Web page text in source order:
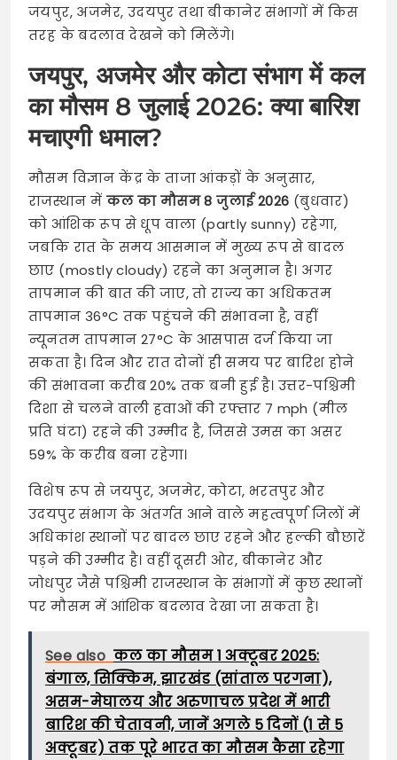
जयपुर, अजमेर, उदयपुर तथा बीकानेर संभागों में किस
तरह के बदलाव देखने को मिलेंगे।
जयपुर, अजमेर और कोटा संभाग में कल
का मौसम 8 जुलाई 2026: क्या बारिश
मचाएगी धमाल?
मौसम विज्ञान केंद्र के ताजा आंकड़ों के अनुसार,
राजस्थान में कल का मौसम 8 जुलाई 2026 (बुधवार)
को आंशिक रूप से धूप वाला (partly sunny) रहेगा,
जबकि रात के समय आसमान में मुख्य रूप से बादल
छाए (mostly cloudy) रहने का अनुमान है। अगर
तापमान की बात की जाए, तो राज्य का अधिकतम
तापमान 36°C तक पहुंचने की संभावना है, वहीं
न्यूनतम तापमान 27°C के आसपास दर्ज किया जा
सकता है। दिन और रात दोनों ही समय पर बारिश होने
की संभावना करीब 20% तक बनी हुई है। उत्तर-पश्चिमी
दिशा से चलने वाली हवाओं की रफ्तार 7 mph (मील
प्रति घंटा) रहने की उम्मीद है, जिससे उमस का असर
59% के करीब बना रहेगा।
विशेष रूप से जयपुर, अजमेर, कोटा, भरतपुर और
उदयपुर संभाग के अंतर्गत आने वाले महत्वपूर्ण जिलों में
अधिकांश स्थानों पर बादल छाए रहने और हल्की बौछारें
पड़ने की उम्मीद है। वहीं दूसरी ओर, बीकानेर और
जोधपुर जैसे पश्चिमी राजस्थान के संभागों में कुछ स्थानों
पर मौसम में आंशिक बदलाव देखा जा सकता है।
See also कल का मौसम 1 अक्टूबर 2025:
बंगाल, सिक्किम, झारखंड (सांताल परगना),
असम-मेघालय और अरुणाचल प्रदेश में भारी
बारिश की चेतावनी, जानें अगले 5 दिनों (1 से 5
अक्टूबर) तक पूरे भारत का मौसम कैसा रहेगा